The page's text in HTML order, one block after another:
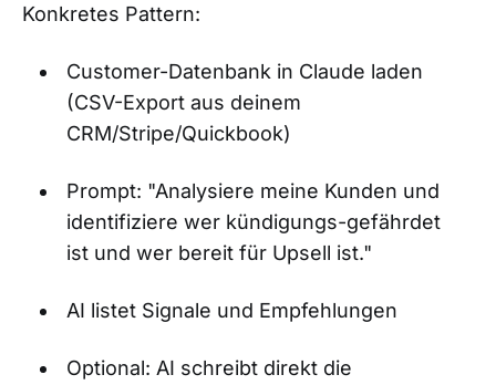
Konkretes Pattern:
Customer-Datenbank in Claude laden
(CSV-Export aus deinem
CRM/Stripe/Quickbook)
Prompt: "Analysiere meine Kunden und
identifiziere wer kündigungs-gefährdet
ist und wer bereit für Upsell ist."
AI listet Signale und Empfehlungen
Optional: AI schreibt direkt die